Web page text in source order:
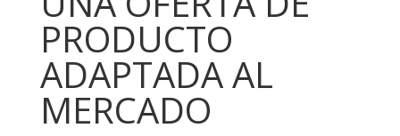
PRODUCTO
ADAPTADA AL
MERCADO